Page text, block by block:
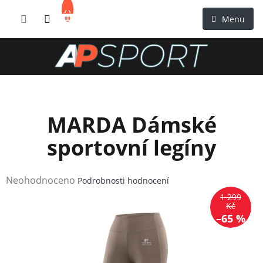
MARDA Dámské
sportovní legíny
Průměrné
Neohodnoceno Podrobnosti hodnocení
1 299
Kč
–65 %